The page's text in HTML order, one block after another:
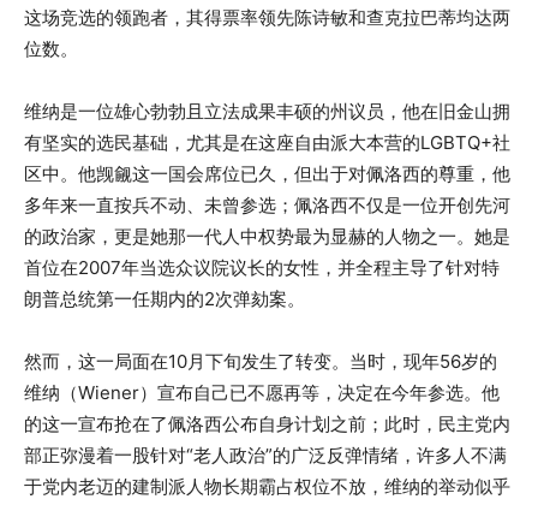
这场竞选的领跑者，其得票率领先陈诗敏和查克拉巴蒂均达两
位数。
维纳是一位雄心勃勃且立法成果丰硕的州议员，他在旧金山拥
有坚实的选民基础，尤其是在这座自由派大本营的LGBTQ+社
区中。他觊觎这一国会席位已久，但出于对佩洛西的尊重，他
多年来一直按兵不动、未曾参选；佩洛西不仅是一位开创先河
的政治家，更是她那一代人中权势最为显赫的人物之一。她是
首位在2007年当选众议院议长的女性，并全程主导了针对特
朗普总统第一任期内的2次弹劾案。
然而，这一局面在10月下旬发生了转变。当时，现年56岁的
维纳（Wiener）宣布自己已不愿再等，决定在今年参选。他
的这一宣布抢在了佩洛西公布自身计划之前；此时，民主党内
部正弥漫着一股针对“老人政治”的广泛反弹情绪，许多人不满
于党内老迈的建制派人物长期霸占权位不放，维纳的举动似乎